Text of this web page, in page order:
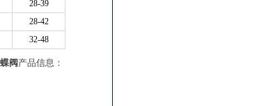
28-39
28-42
32-48
阀产品信息：